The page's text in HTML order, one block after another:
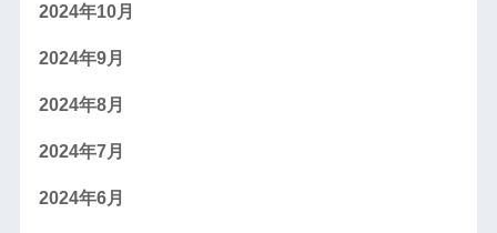
2024年10月
2024年9月
2024年8月
2024年7月
2024年6月